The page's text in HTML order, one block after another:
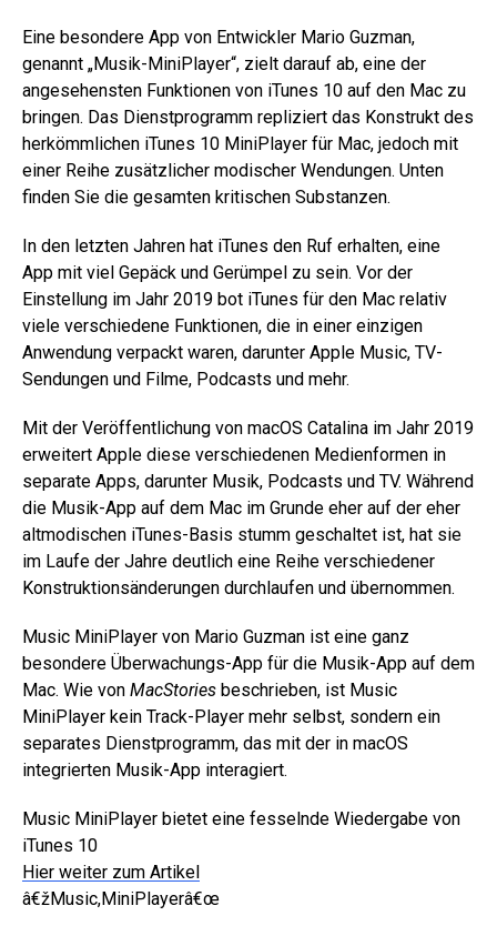
Eine besondere App von Entwickler Mario Guzman,
genannt „Musik-MiniPlayer“, zielt darauf ab, eine der
angesehensten Funktionen von iTunes 10 auf den Mac zu
bringen. Das Dienstprogramm repliziert das Konstrukt des
herkömmlichen iTunes 10 MiniPlayer für Mac, jedoch mit
einer Reihe zusätzlicher modischer Wendungen. Unten
finden Sie die gesamten kritischen Substanzen.
In den letzten Jahren hat iTunes den Ruf erhalten, eine
App mit viel Gepäck und Gerümpel zu sein. Vor der
Einstellung im Jahr 2019 bot iTunes für den Mac relativ
viele verschiedene Funktionen, die in einer einzigen
Anwendung verpackt waren, darunter Apple Music, TV-
Sendungen und Filme, Podcasts und mehr.
Mit der Veröffentlichung von macOS Catalina im Jahr 2019
erweitert Apple diese verschiedenen Medienformen in
separate Apps, darunter Musik, Podcasts und TV. Während
die Musik-App auf dem Mac im Grunde eher auf der eher
altmodischen iTunes-Basis stumm geschaltet ist, hat sie
im Laufe der Jahre deutlich eine Reihe verschiedener
Konstruktionsänderungen durchlaufen und übernommen.
Music MiniPlayer von Mario Guzman ist eine ganz
besondere Überwachungs-App für die Musik-App auf dem
Mac. Wie von MacStories beschrieben, ist Music
MiniPlayer kein Track-Player mehr selbst, sondern ein
separates Dienstprogramm, das mit der in macOS
integrierten Musik-App interagiert.
Music MiniPlayer bietet eine fesselnde Wiedergabe von
iTunes 10
Hier weiter zum Artikel
â€žMusic,MiniPlayerâ€œ